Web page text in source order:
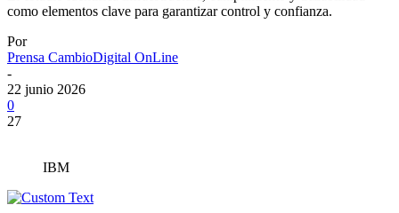
como elementos clave para garantizar control y confianza.
Por
Prensa CambioDigital OnLine
-
22 junio 2026
0
27
IBM